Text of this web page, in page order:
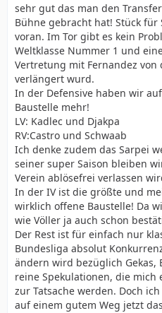
sehr gut das man den
Bühne gebracht hat! Stück
voran. Im Tor gibt es kein
Weltklasse Nummer 1 und
Vertretung mit Fernandez
verlängert wurd.
In der Defensive haben wir
Baustelle mehr!
LV: Kadlec und Djakpa
RV:Castro und Schwaab
Ich denke zudem das Sarpei
seiner super Saison bleiben
Verein ablösefrei verlassen
In der IV ist die größte und
wirklich offene Baustelle! Da
wie Völler ja auch schon
Der Rest ist für einfach nur
Bundesliga absolut
ändern wird bezüglich Gekas,
reine Spekulationen, die
zur Tatsache werden. Doch
auf einem gutem Weg jetzt